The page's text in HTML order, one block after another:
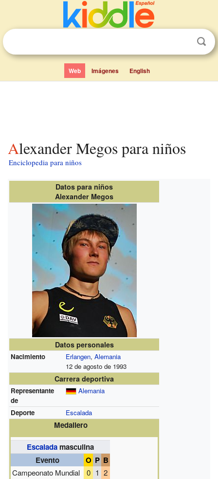
Web Imágenes English
Alexander Megos para niños
Enciclopedia para niños
Datos para niños
Alexander Megos
Datos personales
Nacimiento Erlangen, Alemania
12 de agosto de 1993
Carrera deportiva
Representante
de
Alemania
Deporte Escalada
Medallero
Escalada masculina
Evento
O P B
Campeonato Mundial 0 1 2